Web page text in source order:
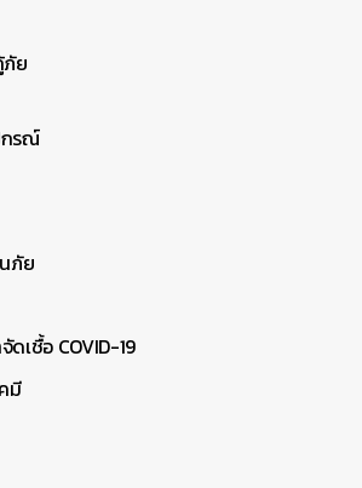
ย
กรณ์
ภัย
เชื้อ COVID-19
มี